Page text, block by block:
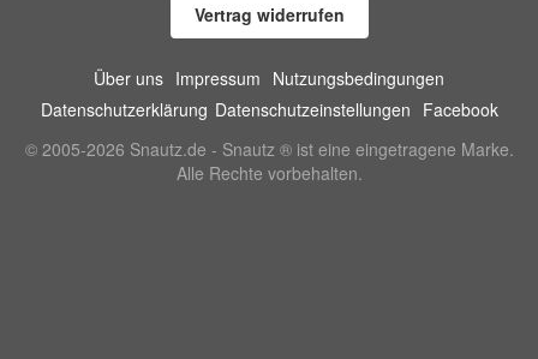
Vertrag widerrufen
Über uns Impressum Nutzungsbedingungen
Datenschutzerklärung Datenschutzeinstellungen Facebook
© 2005-2026 Snautz.de - Snautz ® ist eine eingetragene Marke.
Alle Rechte vorbehalten.